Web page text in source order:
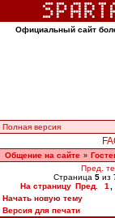
Официальный сайт
Полная версия
Общение на сайте »
Пред.
Страница 5 из
На страницу Пред. 1
Начать новую тему
Версия для печати